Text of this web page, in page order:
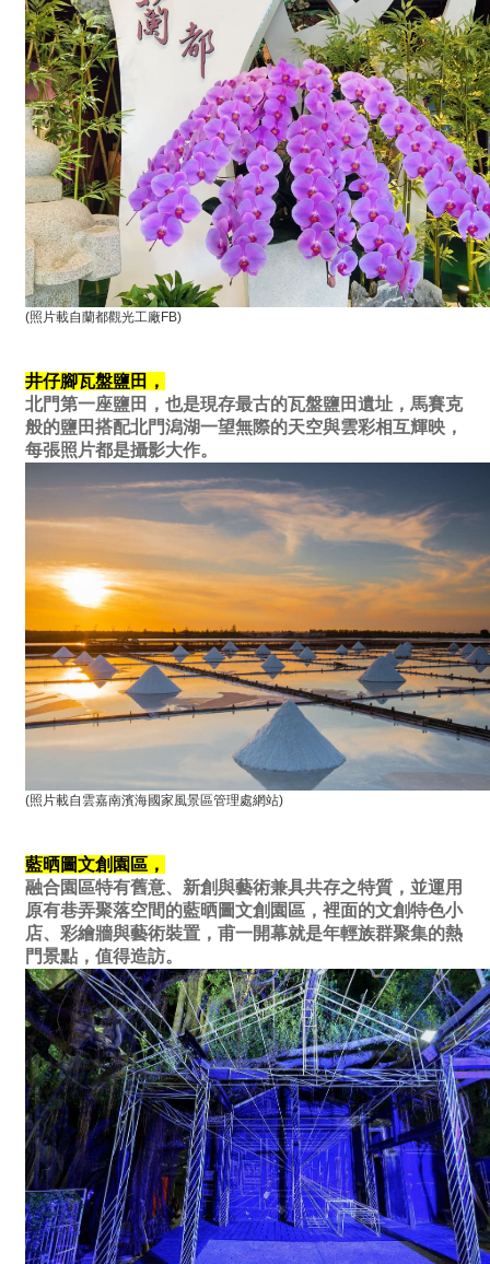
(照片載自蘭都觀光工廠FB)
井仔腳瓦盤鹽田，
北門第一座鹽田，也是現存最古的瓦盤鹽田遺址，馬賽克
般的鹽田搭配北門潟湖一望無際的天空與雲彩相互輝映，
每張照片都是攝影大作。
(照片載自雲嘉南濱海國家風景區管理處網站)
藍晒圖文創園區，
融合園區特有舊意、新創與藝術兼具共存之特質，並運用
原有巷弄聚落空間的藍晒圖文創園區，裡面的文創特色小
店、彩繪牆與藝術裝置，甫一開幕就是年輕族群聚集的熱
門景點，值得造訪。